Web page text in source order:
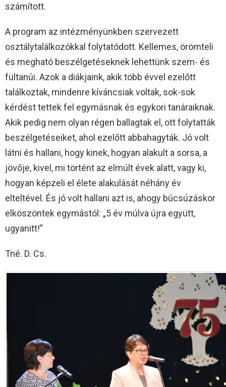
számított.
A program az intézményünkben szervezett
osztálytalálkozókkal folytatódott. Kellemes, örömteli
és megható beszélgetéseknek lehettünk szem- és
fültanúi. Azok a diákjaink, akik több évvel ezelőtt
találkoztak, mindenre kíváncsiak voltak, sok-sok
kérdést tettek fel egymásnak és egykori tanáraiknak.
Akik pedig nem olyan régen ballagtak el, ott folytatták
beszélgetéseiket, ahol ezelőtt abbahagyták. Jó volt
látni és hallani, hogy kinek, hogyan alakult a sorsa, a
jövője, kivel, mi történt az elmúlt évek alatt, vagy ki,
hogyan képzeli el élete alakulását néhány év
elteltével. És jó volt hallani azt is, ahogy búcsúzáskor
elköszöntek egymástól: „5 év múlva újra együtt,
ugyanitt!”
Tné. D. Cs.